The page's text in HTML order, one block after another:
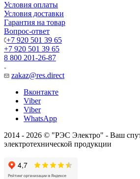
Условия оплаты
Условия доставки
Гарантия на товар
Вопрос-ответ
+7 920 501 39 65
+7 920 501 39 65
8 800 201-26-87
zakaz@res.direct
Вконтакте
Viber
Viber
WhatsApp
2014 - 2026 © "РЭС Электро" - Ваш
электротехнической продукции